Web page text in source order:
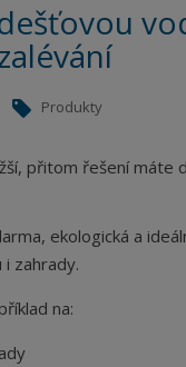
Produkty
přitom řešení máte
ekologická a
zahrady.
na: